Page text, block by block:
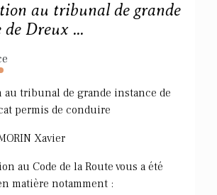
au tribunal de grande
Dreux ...
au tribunal de grande instance de
permis de conduire
Xavier
au Code de la Route vous a été
matière notamment :